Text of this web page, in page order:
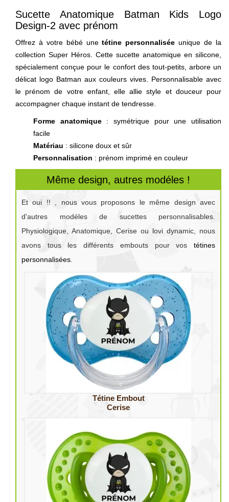
Sucette Anatomique Batman Kids Logo
Design-2 avec prénom
Offrez à votre bébé unetétine personnalisée unique de la
collection Super Héros. Cette sucette anatomique en silicone,
spécialement conçue pour le confort des tout-petits, arbore un
délicat logo Batman aux couleurs vives. Personnalisable avec
le prénom de votre enfant, elle allie style et douceur pour
accompagner chaque instant de tendresse.
Forme anatomique: symétrique pour une utilisation
facile
Matériau : silicone doux et sûr
Personnalisation : prénom imprimé en couleur
Même design, autres modéles !
Et oui !! , nous vous proposons le même design avec
d'autres modéles de sucettes personnalisables.
Physiologique, Anatomique, Cerise ou lovi dynamic, nous
avons tous les différents embouts pour vos tétines
personnalisées
Tétine Embout
Cerise